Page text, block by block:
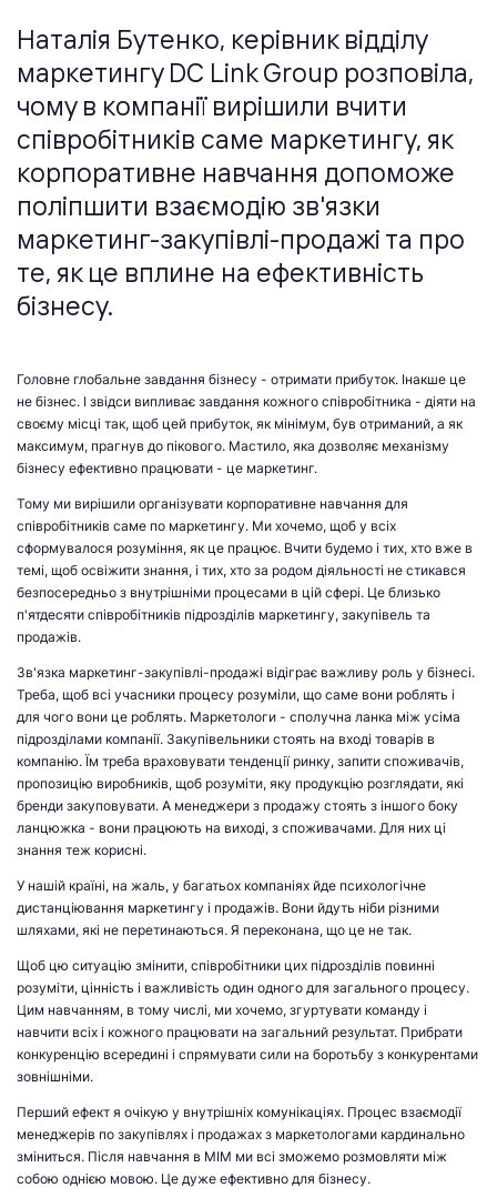
Наталія Бутенко, керівник відділу
маркетингу DC Link Group розповіла,
чому в компанії вирішили вчити
співробітників саме маркетингу, як
корпоративне навчання допоможе
поліпшити взаємодію зв'язки
маркетинг-закупівлі-продажі та про
те, як це вплине на ефективність
бізнесу.
Головне глобальне завдання бізнесу - отримати прибуток. Інакше це
не бізнес. І звідси випливає завдання кожного співробітника - діяти на
своєму місці так, щоб цей прибуток, як мінімум, був отриманий, а як
максимум, прагнув до пікового. Мастило, яка дозволяє механізму
бізнесу ефективно працювати - це маркетинг.
Тому ми вирішили організувати корпоративне навчання для
співробітників саме по маркетингу. Ми хочемо, щоб у всіх
сформувалося розуміння, як це працює. Вчити будемо і тих, хто вже в
темі, щоб освіжити знання, і тих, хто за родом діяльності не стикався
безпосередньо з внутрішніми процесами в цій сфері. Це близько
п'ятдесяти співробітників підрозділів маркетингу, закупівель та
продажів.
Зв'язка маркетинг-закупівлі-продажі відіграє важливу роль у бізнесі.
Треба, щоб всі учасники процесу розуміли, що саме вони роблять і
для чого вони це роблять. Маркетологи - сполучна ланка між усіма
підрозділами компанії. Закупівельники стоять на вході товарів в
компанію. Їм треба враховувати тенденції ринку, запити споживачів,
пропозицію виробників, щоб розуміти, яку продукцію розглядати, які
бренди закуповувати. А менеджери з продажу стоять з іншого боку
ланцюжка - вони працюють на виході, з споживачами. Для них ці
знання теж корисні.
У нашій країні, на жаль, у багатьох компаніях йде психологічне
дистанціювання маркетингу і продажів. Вони йдуть ніби різними
шляхами, які не перетинаються. Я переконана, що це не так.
Щоб цю ситуацію змінити, співробітники цих підрозділів повинні
розуміти, цінність і важливість один одного для загального процесу.
Цим навчанням, в тому числі, ми хочемо, згуртувати команду і
навчити всіх і кожного працювати на загальний результат. Прибрати
конкуренцію всередині і спрямувати сили на боротьбу з конкурентами
зовнішніми.
Перший ефект я очікую у внутрішніх комунікаціях. Процес взаємодії
менеджерів по закупівлях і продажах з маркетологами кардинально
зміниться. Після навчання в МІМ ми всі зможемо розмовляти між
собою однією мовою. Це дуже ефективно для бізнесу.